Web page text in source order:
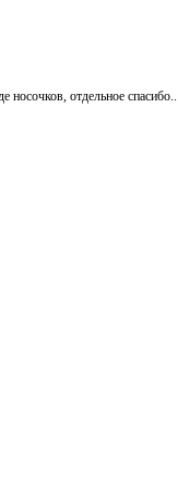
носочков, отдельное